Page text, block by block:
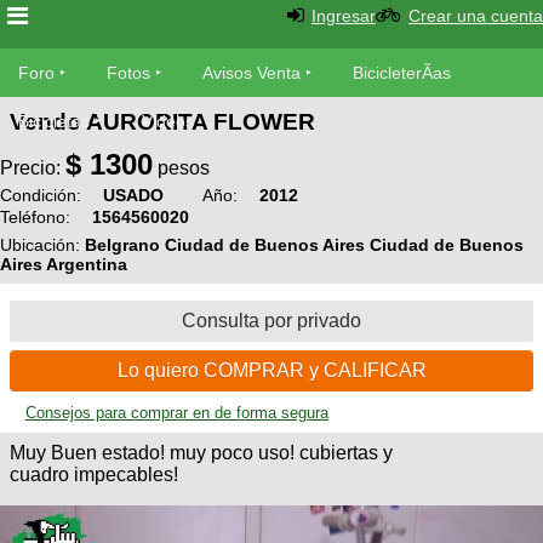
Foro
Foro
TÃ©cnica
MecÃ¡nica
Fotos
SUBÃ
tu foto
Galeria
XC
Bicicletas
Viajes
Descenso
Dirt
Avisos
Ventas
tu
Buscar
Ultimos
Fotos
BicicleterÃ­
Bicicletas
Bicicletas
Videos
Cicloturismo
Ingresar Crear una cuenta
Foro Fotos Avisos Venta BicicleterÃ­as
Bicicletas Videos
Vendo AURORITA FLOWER
Precio: $ 1300 pesos
Condición: USADO Año:
2012
Teléfono:
1564560020
Ubicación: Belgrano Ciudad de Buenos Aires Ciudad de Buenos
Aires Argentina
Consulta por privado
Lo quiero COMPRAR y CALIFICAR
Consejos para comprar en de forma segura
Muy Buen estado! muy poco uso! cubiertas y
cuadro impecables!